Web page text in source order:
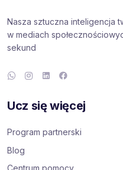
Nasza sztuczna inteligencja
w mediach
sekund
Ucz się więcej
Program partnerski
Blog